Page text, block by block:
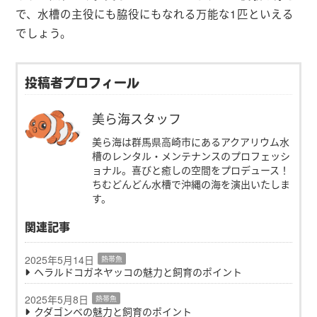
で、水槽の主役にも脇役にもなれる万能な1匹といえる
でしょう。
投稿者プロフィール
美ら海スタッフ
美ら海は群馬県高崎市にあるアクアリウム水
槽のレンタル・メンテナンスのプロフェッシ
ョナル。喜びと癒しの空間をプロデュース！
ちむどんどん水槽で沖縄の海を演出いたしま
す。
関連記事
2025年5月14日 熱帯魚
ヘラルドコガネヤッコの魅力と飼育のポイント
2025年5月8日
熱帯魚
クダゴンベの魅力と飼育のポイント